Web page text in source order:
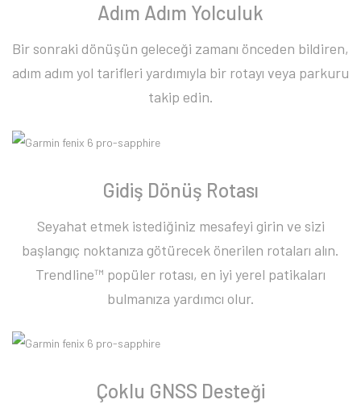
Adım Adım Yolculuk
Bir sonraki dönüşün geleceği zamanı önceden bildiren,
adım adım yol tarifleri yardımıyla bir rotayı veya parkuru
takip edin.
Gidiş Dönüş Rotası
Seyahat etmek istediğiniz mesafeyi girin ve sizi
başlangıç noktanıza götürecek önerilen rotaları alın.
Trendline™ popüler rotası, en iyi yerel patikaları
bulmanıza yardımcı olur.
Çoklu GNSS Desteği